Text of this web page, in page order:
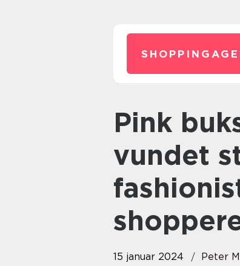
Pink bukser har i de seneste år
vundet
15 januar 2024 Peter